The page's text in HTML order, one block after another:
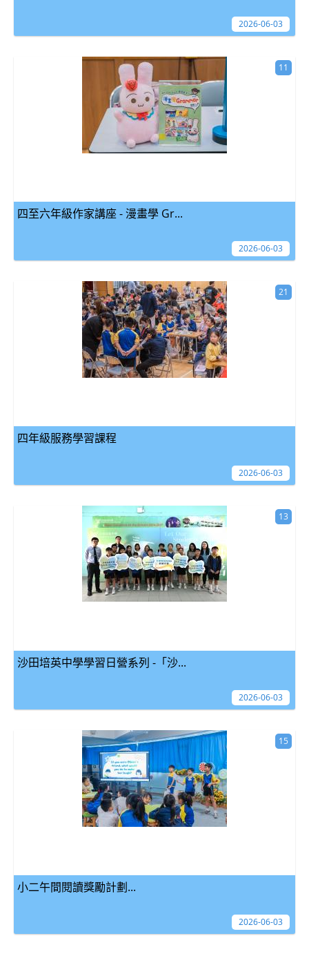
2026-06-03
四至六年級作家講座 - 漫畫學 Gr...
11
2026-06-03
四年級服務學習課程
21
2026-06-03
沙田培英中學學習日營系列 -「沙...
13
2026-06-03
小二午間閱讀獎勵計劃...
15
2026-06-03